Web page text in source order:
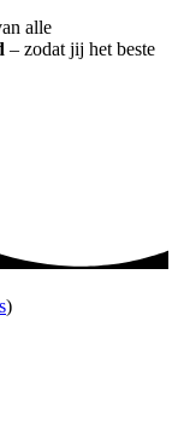
alle
– zodat jij het beste
)